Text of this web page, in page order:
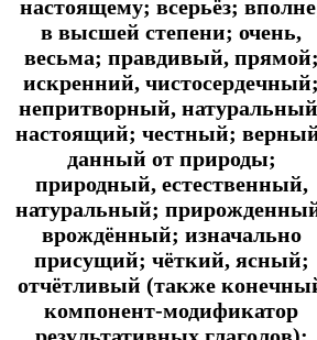
настоящему; всерьёз;
в высшей степени; очень,
весьма; правдивый, прямой;
искренний, чистосердечный;
непритворный,
настоящий; честный;
данный от природы;
природный, естественный,
натуральный;
врождённый; изначально
присущий; чёткий, ясный;
отчётливый (также
компонент-модификатор